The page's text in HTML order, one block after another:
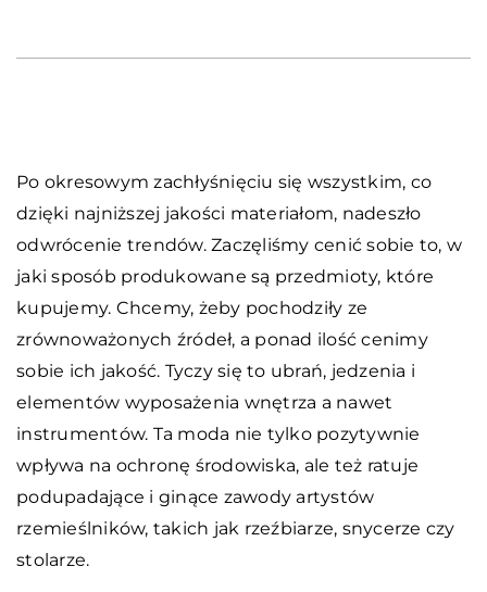
Po okresowym zachłyśnięciu się wszystkim, co
dzięki najniższej jakości materiałom, nadeszło
odwrócenie trendów. Zaczęliśmy cenić sobie to, w
jaki sposób produkowane są przedmioty, które
kupujemy. Chcemy, żeby pochodziły ze
zrównoważonych źródeł, a ponad ilość cenimy
sobie ich jakość. Tyczy się to ubrań, jedzenia i
elementów wyposażenia wnętrza a nawet
instrumentów. Ta moda nie tylko pozytywnie
wpływa na ochronę środowiska, ale też ratuje
podupadające i ginące zawody artystów
rzemieślników, takich jak rzeźbiarze, snycerze czy
stolarze.